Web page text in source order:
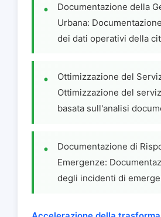
Documentazione della
Urbana:
dei dati operativi della
Ottimizzazione del
Ottimizzazione del
basata sull'analisi
Documentazione di
Emergenze:
degli incidenti di